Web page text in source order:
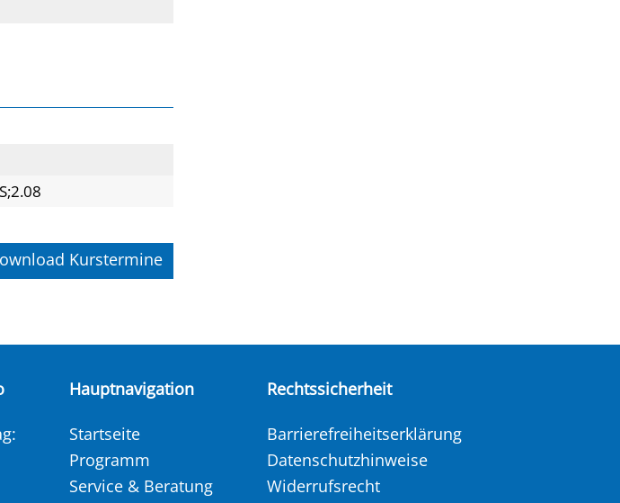
Kurstermine
Hauptnavigation
Startseite
Programm
Service & Beratung
Rechtssicherheit
Barrierefreiheitserklärung
Datenschutzhinweise
Widerrufsrecht